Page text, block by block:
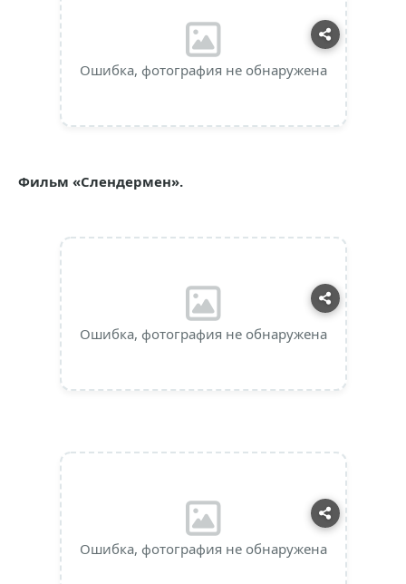
Ошибка, фотография не обнаружена
Фильм «Слендермен».
Ошибка, фотография не обнаружена
Ошибка, фотография не обнаружена